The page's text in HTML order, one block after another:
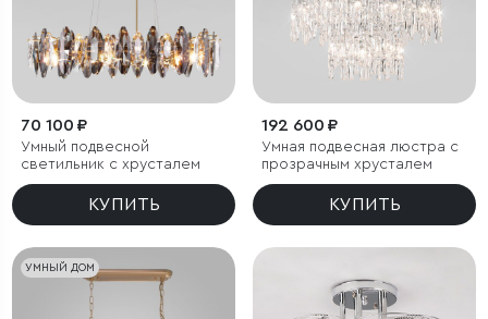
70 100 ₽
Умный подвесной
светильник c хрусталем
КУПИТЬ
192 600 ₽
Умная подвесная люстра с
прозрачным хрусталем
КУПИТЬ
УМНЫЙ ДОМ